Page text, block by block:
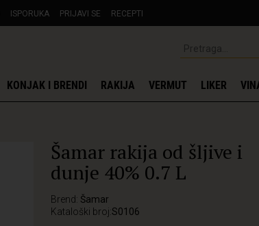
ISPORUKA PRIJAVI SE RECEPTI
KONJAK I BRENDI RAKIJA VERMUT LIKER
Šamar rakija od šljive i
dunje 40% 0.7 L
Brend: Šamar
Kataloški broj:S0106